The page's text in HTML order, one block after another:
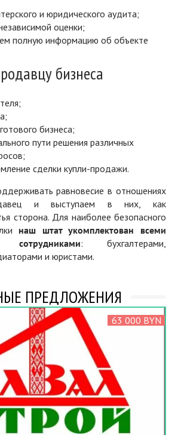
и юридического аудита;
оценки;
полную информацию об объекте
бизнеса
бизнеса;
пути решения различных
сделки купли-продажи.
равновесие в отношениях
и выступаем в них, как
сторона. Для наиболее безопасного
наш штат укомплектован всеми
сотрудниками: бухгалтерами,
и юристами.
ПРЕДЛОЖЕНИЯ
63 000 BYN